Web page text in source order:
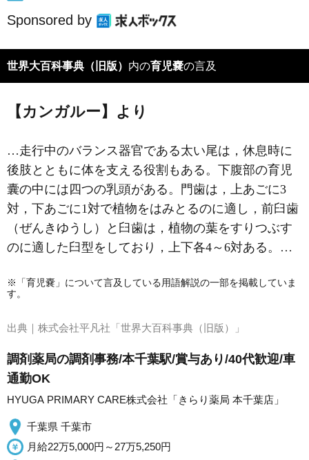
Sponsored by
世界大百科事典（旧版） 内の育児嚢の言及
【カンガルー】より
…走行中のバランス器官である太い尾は，休息時に
後肢とともに体を支える役割もある。下腹部の育児
囊の中には四つの乳頭がある。門歯は，上あごに3
対，下あごに1対で植物をはみとるのに適し，前臼歯
（ぜんきゆうし）と臼歯は，植物の葉をすりつぶす
のに適した臼型をしており，上下各4～6対ある。…
※「育児嚢」について言及している用語解説の一部を掲載していま
す。
出典｜ 株式会社平凡社「世界大百科事典（旧版）」
調剤薬局の調剤事務/本千葉駅/賞与あり/40代歓迎/車
通勤OK
HYUGA PRIMARY CARE株式会社「きらり薬局 本千葉店」
千葉県 千葉市
月給22万5,000円～27万5,250円